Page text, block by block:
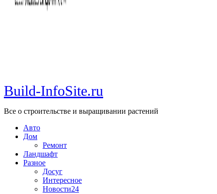
Build-InfoSite.ru
Все о строительстве и выращивании растений
Авто
Дом
Ремонт
Ландшафт
Разное
Досуг
Интересное
Новости24